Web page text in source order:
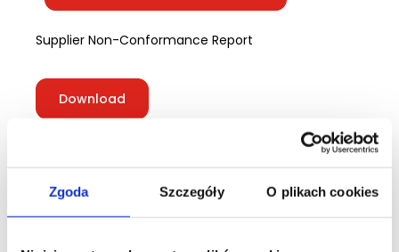
Zgoda Szczegóły O plikach cookies
Supplier Non-Conformance Report
Download